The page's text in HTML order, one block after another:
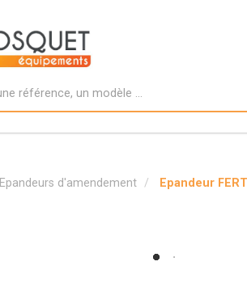
Epandeurs d'amendement Epandeur